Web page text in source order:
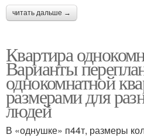
читать дальше →
Квартира
Варианты
однокомнатной
размерами для
людей
В «однушке» п44т, размеры